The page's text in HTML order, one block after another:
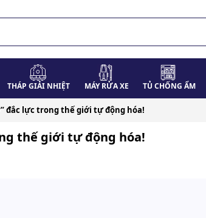
THÁP GIẢI NHIỆT MÁY RỬA XE TỦ CHỐNG ẨM
đắc lực trong thế giới tự động hóa!
thế giới tự động hóa!